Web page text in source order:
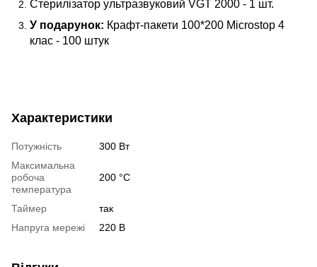
Стерилізатор ультразвуковий VGT 2000 - 1 шт.
У подарунок: Крафт-пакети 100*200 Microstop 4
клас - 100 штук
Характеристики
Потужність
300 Вт
Максимальна
робоча
температура
200 °C
Таймер
так
Напруга мережі
220 В